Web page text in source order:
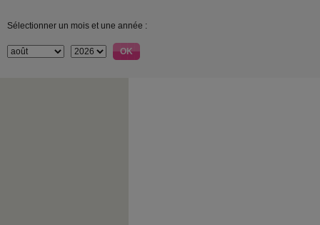
Sélectionner un mois et une année :